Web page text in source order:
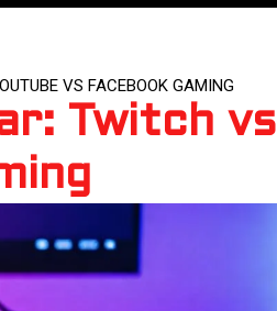
VS FACEBOOK GAMING
Twitch vs